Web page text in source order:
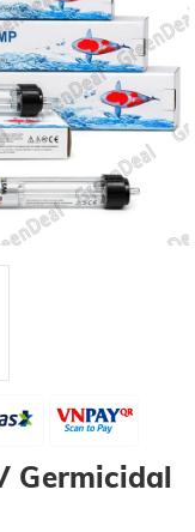
Germicidal